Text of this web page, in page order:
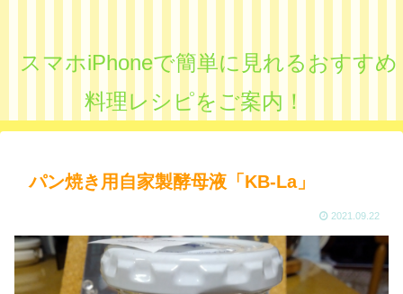
スマホiPhoneで簡単に見れるおすすめ
料理レシピをご案内！
パン焼き用自家製酵母液「KB-La」
2021.09.22